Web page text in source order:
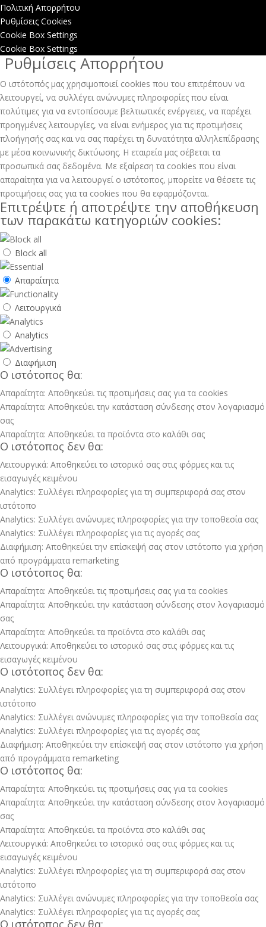
Πολιτική Απορρήτου
Ρυθμίσεις Cookies
Cookie Box Settings
Cookie Box Settings
Ρυθμίσεις Απορρήτου
Ο ιστότοπός μας χρησιμοποιεί cookies που του επιτρέπουν να
λειτουργεί, να συλλέγει ανώνυμες πληροφορίες που είναι
πολύτιμες για να εντοπίσουμε βελτιωτικές ενέργειες, να παρέχει
προηγμένες λειτουργίες, να είναι ενήμερος για τις προτιμήσεις
πλοήγησής σας και να σας παρέχει τη δυνατότητα αλληλεπίδρασης
με μέσα κοινωνικής δικτύωσης. H εταιρεία μας σέβεται τα
προσωπικά σας δεδομένα. Με εξαίρεση τα cookies που είναι
απαραίτητα για να λειτουργεί ο ιστότοπος, μπορείτε να θέσετε τις
προτιμήσεις σας για τα cookies που θα εφαρμόζονται.
Επιτρέψτε ή αποτρέψτε την αποθήκευση
των παρακάτω κατηγοριών cookies:
Block all
Απαραίτητα
Λειτουργικά
Analytics
Διαφήμιση
Ο ιστότοπος θα:
Απαραίτητα: Αποθηκεύει τις προτιμήσεις σας για τα cookies
Απαραίτητα: Αποθηκεύει την κατάσταση σύνδεσης στον λογαριασμό
σας
Απαραίτητα: Αποθηκεύει τα προϊόντα στο καλάθι σας
Ο ιστότοπος δεν θα:
Λειτουργικά: Αποθηκεύει το ιστορικό σας στις φόρμες και τις
εισαγωγές κειμένου
Analytics: Συλλέγει πληροφορίες για τη συμπεριφορά σας στον
ιστότοπο
Analytics: Συλλέγει ανώνυμες πληροφορίες για την τοποθεσία σας
Analytics: Συλλέγει πληροφορίες για τις αγορές σας
Διαφήμιση: Αποθηκεύει την επίσκεψή σας στον ιστότοπο για χρήση
από προγράμματα remarketing
Ο ιστότοπος θα:
Απαραίτητα: Αποθηκεύει τις προτιμήσεις σας για τα cookies
Απαραίτητα: Αποθηκεύει την κατάσταση σύνδεσης στον λογαριασμό
σας
Απαραίτητα: Αποθηκεύει τα προϊόντα στο καλάθι σας
Λειτουργικά: Αποθηκεύει το ιστορικό σας στις φόρμες και τις
εισαγωγές κειμένου
Ο ιστότοπος δεν θα:
Analytics: Συλλέγει πληροφορίες για τη συμπεριφορά σας στον
ιστότοπο
Analytics: Συλλέγει ανώνυμες πληροφορίες για την τοποθεσία σας
Analytics: Συλλέγει πληροφορίες για τις αγορές σας
Διαφήμιση: Αποθηκεύει την επίσκεψή σας στον ιστότοπο για χρήση
από προγράμματα remarketing
Ο ιστότοπος θα:
Απαραίτητα: Αποθηκεύει τις προτιμήσεις σας για τα cookies
Απαραίτητα: Αποθηκεύει την κατάσταση σύνδεσης στον λογαριασμό
σας
Απαραίτητα: Αποθηκεύει τα προϊόντα στο καλάθι σας
Λειτουργικά: Αποθηκεύει το ιστορικό σας στις φόρμες και τις
εισαγωγές κειμένου
Analytics: Συλλέγει πληροφορίες για τη συμπεριφορά σας στον
ιστότοπο
Analytics: Συλλέγει ανώνυμες πληροφορίες για την τοποθεσία σας
Analytics: Συλλέγει πληροφορίες για τις αγορές σας
Ο ιστότοπος δεν θα: